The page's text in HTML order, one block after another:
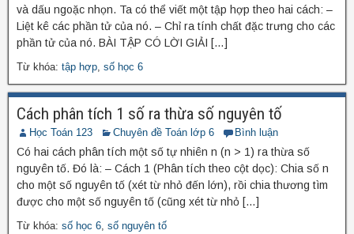
và dấu ngoặc nhọn. Ta có thể viết một tập hợp theo hai cách: –
Liệt kê các phần tử của nó. – Chỉ ra tính chất đặc trưng cho các
phần tử của nó. BÀI TẬP CÓ LỜI GIẢI […]
Từ khóa: tập hợp, số học 6
Cách phân tích 1 số ra thừa số nguyên tố
Học Toán 123 Chuyên đề Toán lớp 6 Bình luận
Có hai cách phân tích một số tự nhiên n (n > 1) ra thừa số
nguyên tố. Đó là: – Cách 1 (Phân tích theo cột dọc): Chia số n
cho một số nguyên tố (xét từ nhỏ đến lớn), rồi chia thương tìm
được cho một số nguyên tố (cũng xét từ nhỏ […]
Từ khóa: số học 6, số nguyên tố